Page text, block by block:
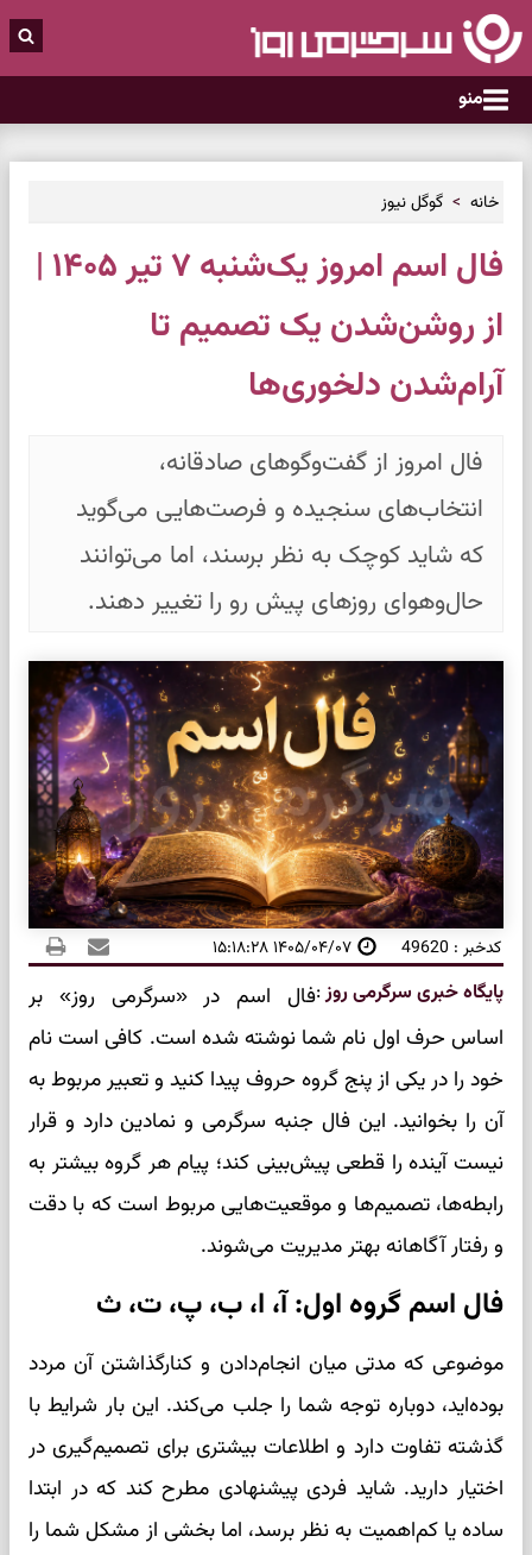
منو
خانه گوگل نیوز
فال اسم امروز یک‌شنبه ۷ تیر ۱۴۰۵ |
از روشن‌شدن یک تصمیم تا
آرام‌شدن دلخوری‌ها
فال امروز از گفت‌وگوهای صادقانه،
انتخاب‌های سنجیده و فرصت‌هایی می‌گوید
که شاید کوچک به نظر برسند، اما می‌توانند
حال‌وهوای روزهای پیش رو را تغییر دهند.
کدخبر : 49620 ۱۴۰۵/۰۴/۰۷ ۱۵:۱۸:۲۸
پایگاه خبری سرگرمی روز:فال اسم در «سرگرمی روز» بر
اساس حرف اول نام شما نوشته شده است. کافی است نام
خود را در یکی از پنج گروه حروف پیدا کنید و تعبیر مربوط به
آن را بخوانید. این فال جنبه سرگرمی و نمادین دارد و قرار
نیست آینده را قطعی پیش‌بینی کند؛ پیام هر گروه بیشتر به
رابطه‌ها، تصمیم‌ها و موقعیت‌هایی مربوط است که با دقت
و رفتار آگاهانه بهتر مدیریت می‌شوند.
فال اسم گروه اول: آ، ا، ب، پ، ت، ث
موضوعی که مدتی میان انجام‌دادن و کنارگذاشتن آن مردد
بوده‌اید، دوباره توجه شما را جلب می‌کند. این بار شرایط با
گذشته تفاوت دارد و اطلاعات بیشتری برای تصمیم‌گیری در
اختیار دارید. شاید فردی پیشنهادی مطرح کند که در ابتدا
ساده یا کم‌اهمیت به نظر برسد، اما بخشی از مشکل شما را